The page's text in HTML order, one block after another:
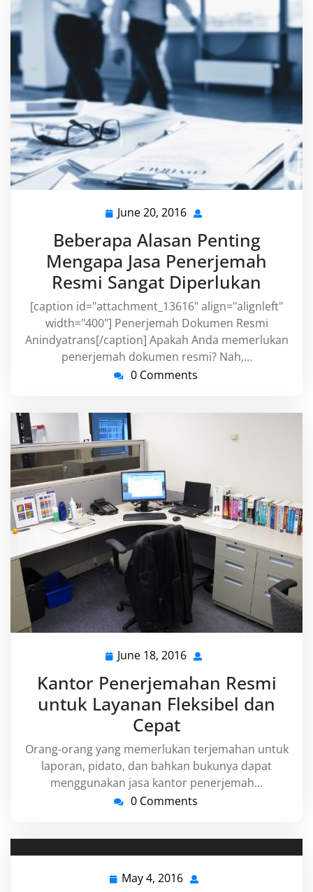
June 20, 2016 June
2016
Beberapa Alasan Penting
Mengapa Jasa Penerjemah
Resmi Sangat Diperlukan
[caption id="attachment_13616" align="alignleft"
width="400"] Penerjemah Dokumen Resmi
Anindyatrans[/caption] Apakah Anda memerlukan
penerjemah dokumen resmi? Nah,…
0 Comments
June 18, 2016 June
18,
2016
Kantor Penerjemahan Resmi
untuk Layanan Fleksibel dan
Cepat
Orang-orang yang memerlukan terjemahan untuk
laporan, pidato, dan bahkan bukunya dapat
menggunakan jasa kantor penerjemah…
0 Comments
May 4, 2016 May